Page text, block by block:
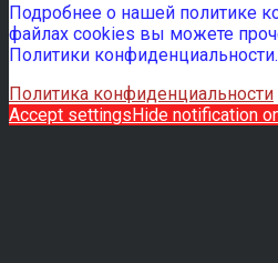
Подробнее о нашей политике
файлах cookies вы можете
Политики конфиденциальности.
Политика конфиденциальности
Accept settingsHide notification